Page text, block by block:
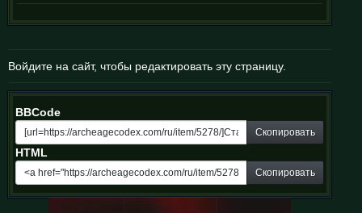
Войдите на сайт, чтобы редактировать эту страницу.
BBCode
Скопировать
HTML
Скопировать